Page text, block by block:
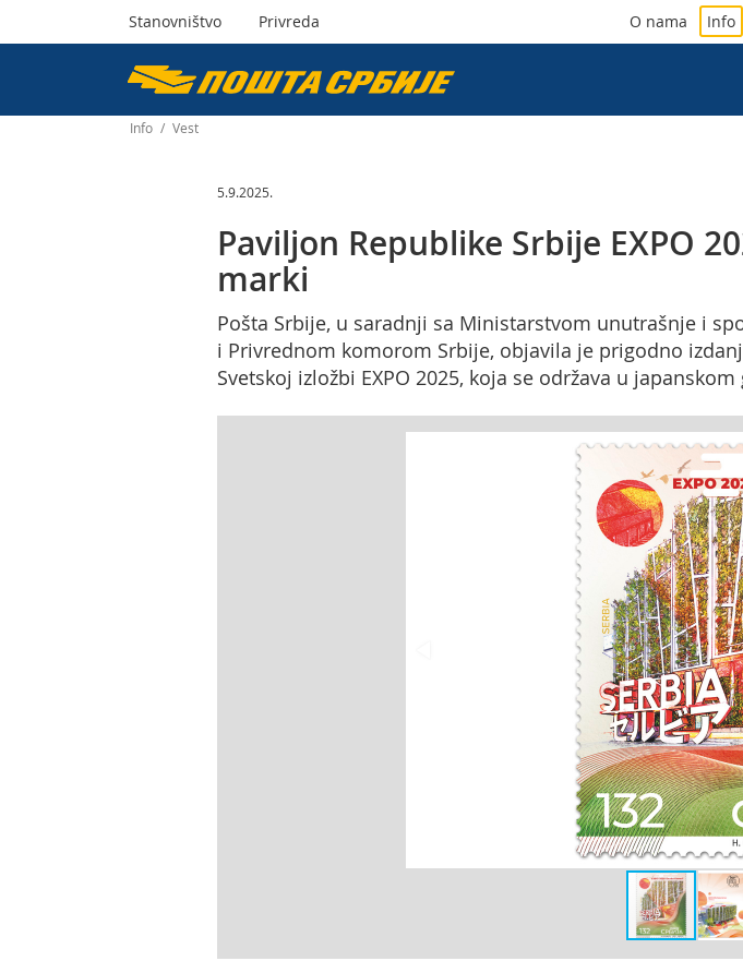
Пошта
Србије
Stanovništvo Privreda O nama Info
Info / Vest
5.9.2025.
Paviljon Republike Srbije EXPO
marki
Pošta Srbije, u saradnji sa Ministarstvom unutrašnje i
i Privrednom komorom Srbije, objavila je prigodno
Svetskoj izložbi EXPO 2025, koja se održava u